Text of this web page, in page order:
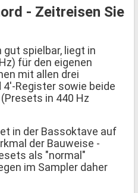
- Zeitreisen Sie
spielbar, liegt in
für den eigenen
mit allen drei
4'-Register sowie beide
in 440 Hz
in der Bassoktave auf
der Bauweise -
als "normal"
im Sampler daher